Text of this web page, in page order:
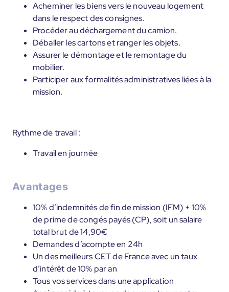
Acheminer les biens vers le nouveau logement
dans le respect des consignes.
Procéder au déchargement du camion.
Déballer les cartons et ranger les objets.
Assurer le démontage et le remontage du
mobilier.
Participer aux formalités administratives liées à la
mission.
Rythme de travail :
Travail en journée
Avantages
10% d’indemnités de fin de mission (IFM) + 10%
de prime de congés payés (CP), soit un salaire
total brut de 14,90€
Demandes d’acompte en 24h
Un des meilleurs CET de France avec un taux
d’intérêt de 10% par an
Tous vos services dans une application